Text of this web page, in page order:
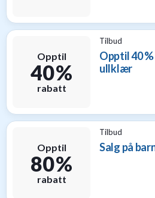
Opptil
40 %
rabatt
Tilbud
Opptil 40
ullklær
Opptil
80 %
rabatt
Tilbud
Salg på